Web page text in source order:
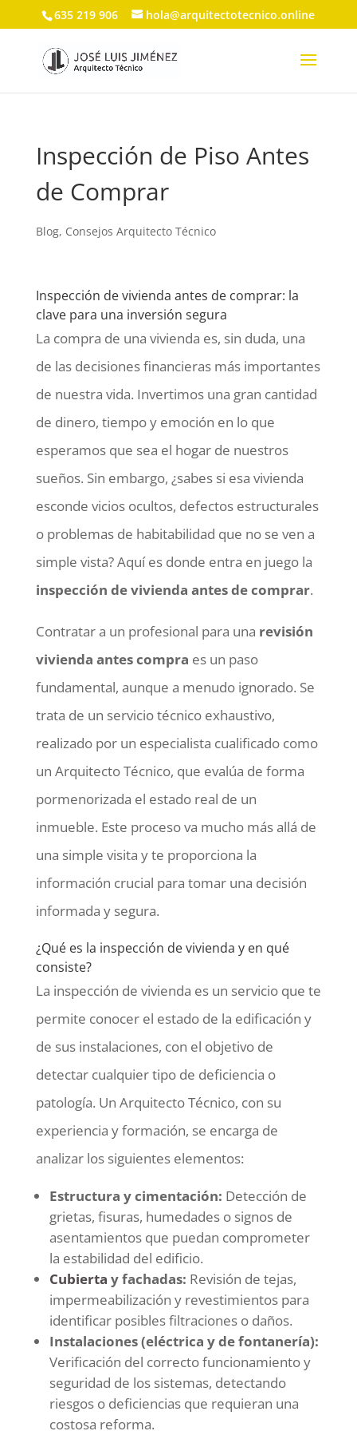
635 219 906 hola@arquitectotecnico.online
Inspección de Piso Antes
de Comprar
Blog, Consejos Arquitecto Técnico
Inspección de vivienda antes de comprar: la
clave para una inversión segura
La compra de una vivienda es, sin duda, una
de las decisiones financieras más importantes
de nuestra vida. Invertimos una gran cantidad
de dinero, tiempo y emoción en lo que
esperamos que sea el hogar de nuestros
sueños. Sin embargo, ¿sabes si esa vivienda
esconde vicios ocultos, defectos estructurales
o problemas de habitabilidad que no se ven a
simple vista? Aquí es donde entra en juego la
inspección de vivienda antes de comprar.
Contratar a un profesional para una revisión
vivienda antes compra es un paso
fundamental, aunque a menudo ignorado. Se
trata de un servicio técnico exhaustivo,
realizado por un especialista cualificado como
un Arquitecto Técnico, que evalúa de forma
pormenorizada el estado real de un
inmueble. Este proceso va mucho más allá de
una simple visita y te proporciona la
información crucial para tomar una decisión
informada y segura.
¿Qué es la inspección de vivienda y en qué
consiste?
La inspección de vivienda es un servicio que te
permite conocer el estado de la edificación y
de sus instalaciones, con el objetivo de
detectar cualquier tipo de deficiencia o
patología. Un Arquitecto Técnico, con su
experiencia y formación, se encarga de
analizar los siguientes elementos:
Estructura y cimentación: Detección de
grietas, fisuras, humedades o signos de
asentamientos que puedan comprometer
la estabilidad del edificio.
Cubierta y fachadas: Revisión de tejas,
impermeabilización y revestimientos para
identificar posibles filtraciones o daños.
Instalaciones (eléctrica y de fontanería):
Verificación del correcto funcionamiento y
seguridad de los sistemas, detectando
riesgos o deficiencias que requieran una
costosa reforma.